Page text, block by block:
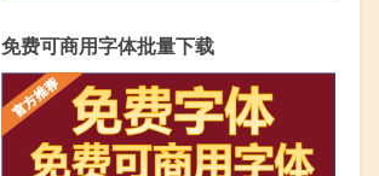
免费可商用字体批量下载